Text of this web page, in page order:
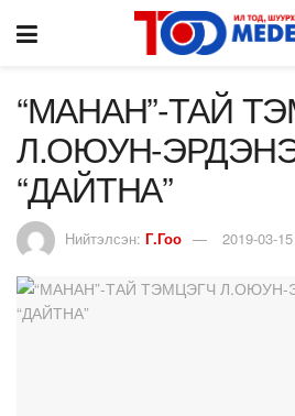
“МАНАН”-ТАЙ
Л.ОЮУН-
“ДАЙТНА”
Нийтэлсэн: Г.Гоо 2019-03-15